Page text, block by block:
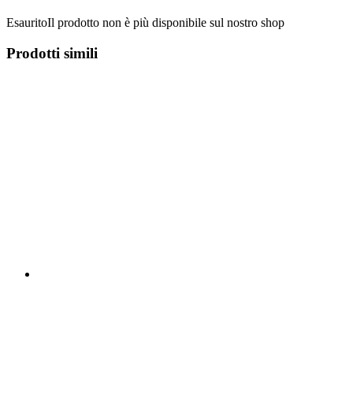
EsauritoIl prodotto non è più disponibile sul nostro shop
Prodotti simili